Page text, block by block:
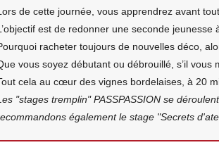
de cette journée, vous apprendrez avant
est de redonner une seconde
racheter toujours de nouvelles déco,
vous soyez débutant ou débrouillé, s’il
cela au cœur des vignes bordelaises, à 20
"stages tremplin" PASSPASSION se
également le stage "Secrets